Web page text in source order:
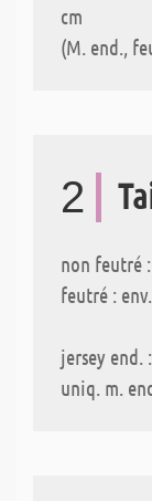
cm
(M. end.,
2
non feutré
feutré :
jersey end.
uniq. m.